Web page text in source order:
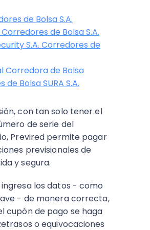
de Bolsa S.A.
de Bolsa S.A.
S.A. Corredores de
Corredora de Bolsa
Bolsa SURA S.A.
con tan solo tener el
de serie del
Previred permite pagar
previsionales de
y segura.
ingresa los datos - como
- de manera correcta,
cupón de pago se haga
o equivocaciones